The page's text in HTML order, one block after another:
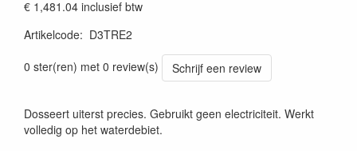
€ 1,481.04 inclusief btw
Artikelcode: D3TRE2
0 ster(ren) met 0 review(s)
Schrijf een review
Dosseert uiterst precies. Gebruikt geen electriciteit. Werkt
volledig op het waterdebiet.